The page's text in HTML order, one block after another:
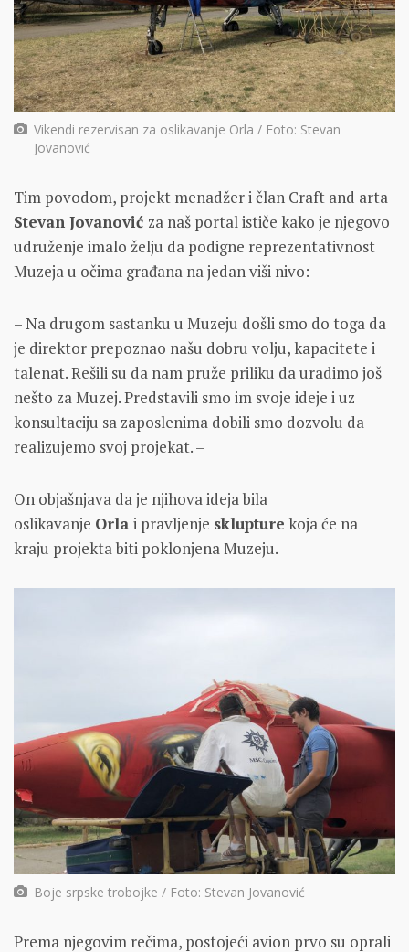
Vikendi rezervisan za oslikavanje Orla / Foto: Stevan
Jovanović
Tim povodom, projekt menadžer i član Craft and arta
Stevan Jovanović za naš portal ističe kako je njegovo
udruženje imalo želju da podigne reprezentativnost
Muzeja u očima građana na jedan viši nivo:
– Na drugom sastanku u Muzeju došli smo do toga da
je direktor prepoznao našu dobru volju, kapacitete i
talenat. Rešili su da nam pruže priliku da uradimo još
nešto za Muzej. Predstavili smo im svoje ideje i uz
konsultaciju sa zaposlenima dobili smo dozvolu da
realizujemo svoj projekat. –
On objašnjava da je njihova ideja bila
oslikavanje Orla i pravljenje sklupture koja će na
kraju projekta biti poklonjena Muzeju.
Boje srpske trobojke / Foto: Stevan Jovanović
Prema njegovim rečima, postojeći avion prvo su oprali